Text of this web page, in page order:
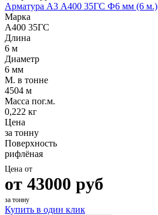
Арматура А3 А400 35ГС Ф6 мм (6 м.)
Марка
А400 35ГС
Длина
6 м
Диаметр
6 мм
М. в тонне
4504 м
Масса пог.м.
0,222 кг
Цена
за тонну
Поверхность
рифлёная
Цена от
от 43000 руб
за тонну
Купить в один клик